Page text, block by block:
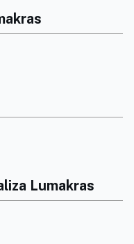
Lumakras